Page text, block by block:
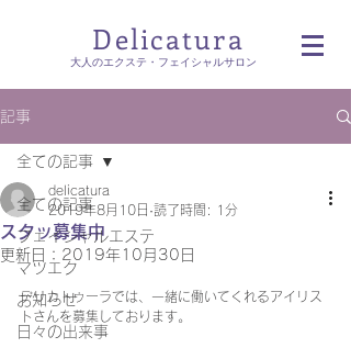
Delicatura
​大人のエクステ・フェイシャルサロン
記事
全ての記事
フェイシャルエステ
マツエク
お知らせ
日々の出来事
全ての記事
スタッ募集中
delicatura
2019年8月10日 読了時間: 1分
更新日： 2019年10月30日
デリカトゥーラでは、一緒に働いてくれるアイリス
トさんを募集しております。